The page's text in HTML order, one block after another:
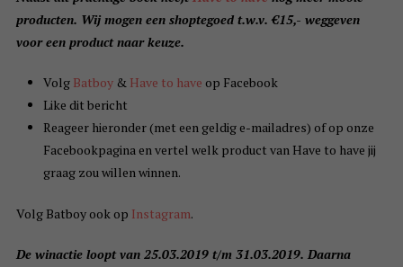
producten. Wij mogen een shoptegoed t.w.v. €15,- weggeven
voor een product naar keuze.
Volg Batboy& Have to have op Facebook
Like dit bericht
Reageer hieronder (met een geldig e-mailadres) of op onze
Facebookpagina en vertel welk product van Have to have jij
graag zou willen winnen.
Volg Batboy ook op Instagram.
De winactie loopt van 25.03.2019 t/m 31.03.2019. Daarna